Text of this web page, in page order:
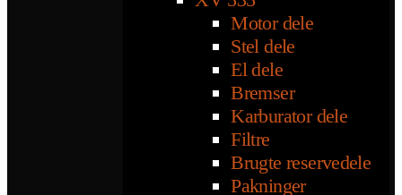
Motor dele
Stel dele
El dele
Bremser
Karburator dele
Filtre
Brugte reservedele
Pakninger